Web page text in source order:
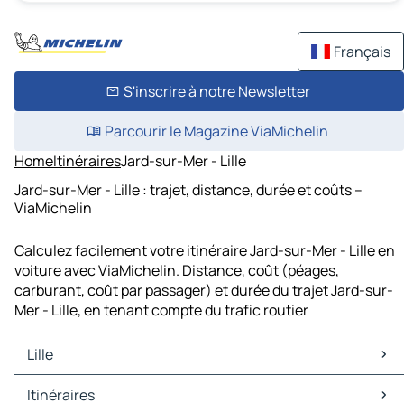
Français
S'inscrire à notre Newsletter
Parcourir le Magazine ViaMichelin
HomeItinérairesJard-sur-Mer - Lille
Jard-sur-Mer - Lille : trajet, distance, durée et coûts –
ViaMichelin
Calculez facilement votre itinéraire Jard-sur-Mer - Lille en
voiture avec ViaMichelin. Distance, coût (péages,
carburant, coût par passager) et durée du trajet Jard-sur-
Mer - Lille, en tenant compte du trafic routier
Lille
Lille Cartes et plans
Itinéraires